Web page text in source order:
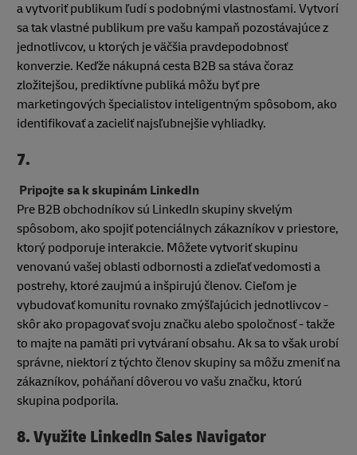
a vytvoriť publikum ľudí s podobnými vlastnosťami. Vytvorí
sa tak vlastné publikum pre vašu kampaň pozostávajúce z
jednotlivcov, u ktorých je väčšia pravdepodobnosť
konverzie. Keďže nákupná cesta B2B sa stáva čoraz
zložitejšou, prediktívne publiká môžu byť pre
marketingových špecialistov inteligentným spôsobom, ako
identifikovať a zacieliť najsľubnejšie vyhliadky.
7.
Pripojte sa k skupinám LinkedIn
Pre B2B obchodníkov sú LinkedIn skupiny skvelým
spôsobom, ako spojiť potenciálnych zákazníkov v priestore,
ktorý podporuje interakcie. Môžete vytvoriť skupinu
venovanú vašej oblasti odbornosti a zdieľať vedomosti a
postrehy, ktoré zaujmú a inšpirujú členov. Cieľom je
vybudovať komunitu rovnako zmýšľajúcich jednotlivcov -
skôr ako propagovať svoju značku alebo spoločnosť - takže
to majte na pamäti pri vytváraní obsahu. Ak sa to však urobí
správne, niektorí z týchto členov skupiny sa môžu zmeniť na
zákazníkov, poháňaní dôverou vo vašu značku, ktorú
skupina podporila.
8.Využite LinkedIn Sales Navigator